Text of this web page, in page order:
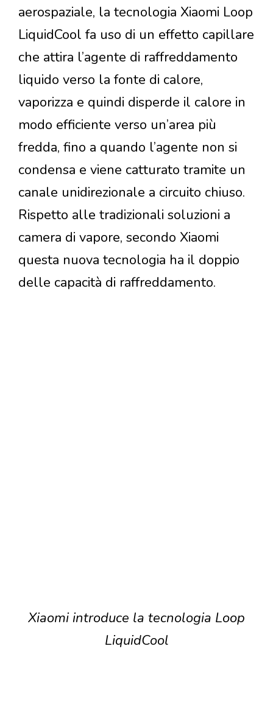
aerospaziale, la tecnologia Xiaomi Loop
LiquidCool fa uso di un effetto capillare
che attira l’agente di raffreddamento
liquido verso la fonte di calore,
vaporizza e quindi disperde il calore in
modo efficiente verso un’area più
fredda, fino a quando l’agente non si
condensa e viene catturato tramite un
canale unidirezionale a circuito chiuso.
Rispetto alle tradizionali soluzioni a
camera di vapore, secondo Xiaomi
questa nuova tecnologia ha il doppio
delle capacità di raffreddamento.
Xiaomi introduce la tecnologia Loop
LiquidCool